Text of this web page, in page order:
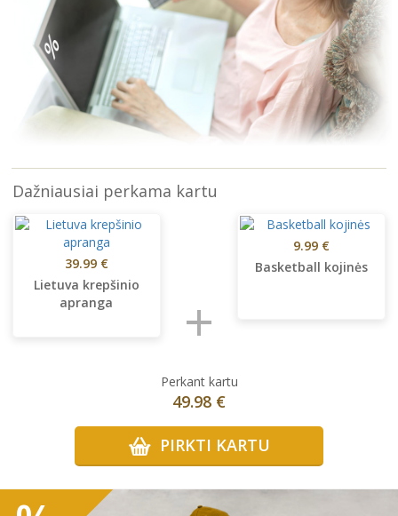
Dažniausiai perkama kartu
39.99 €
Lietuva krepšinio
apranga
+
9.99 €
Basketball kojinės
Perkant kartu
49.98 €
PIRKTI KARTU